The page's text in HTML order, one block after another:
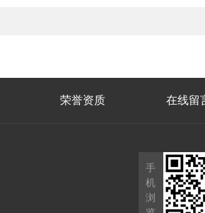
荣誉资质 在线留
手
机
浏